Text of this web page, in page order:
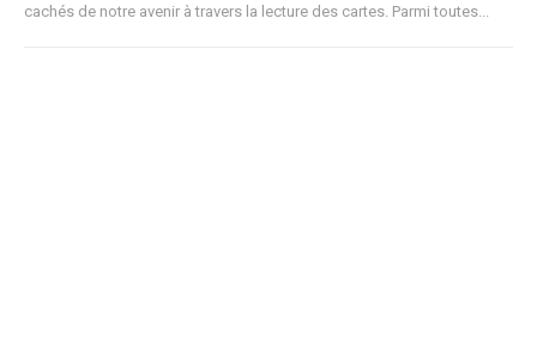
cachés de notre avenir à travers la lecture des cartes. Parmi toutes...